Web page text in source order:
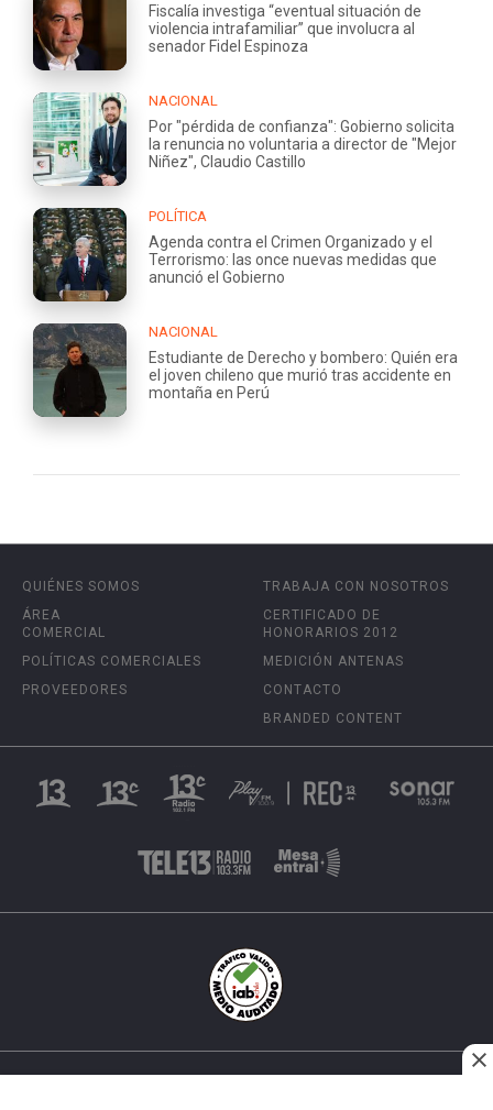
Fiscalía investiga “eventual situación de
violencia intrafamiliar” que involucra al
senador Fidel Espinoza
NACIONAL
Por "pérdida de confianza": Gobierno solicita
la renuncia no voluntaria a director de "Mejor
Niñez", Claudio Castillo
POLÍTICA
Agenda contra el Crimen Organizado y el
Terrorismo: las once nuevas medidas que
anunció el Gobierno
NACIONAL
Estudiante de Derecho y bombero: Quién era
el joven chileno que murió tras accidente en
montaña en Perú
QUIÉNES SOMOS
ÁREA
COMERCIAL
POLÍTICAS COMERCIALES
PROVEEDORES
TRABAJA CON NOSOTROS
CERTIFICADO DE
HONORARIOS 2012
MEDICIÓN ANTENAS
CONTACTO
BRANDED CONTENT